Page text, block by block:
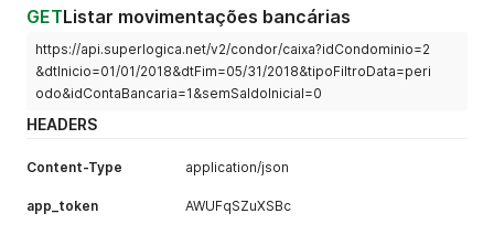
GETListar movimentações bancárias
https://api.superlogica.net/v2/condor/caixa?idCondominio=2
&dtInicio=01/01/2018&dtFim=05/31/2018&tipoFiltroData=peri
odo&idContaBancaria=1&semSaldoInicial=0
HEADERS
Content-Type application/json
app_token AWUFqSZuXSBc